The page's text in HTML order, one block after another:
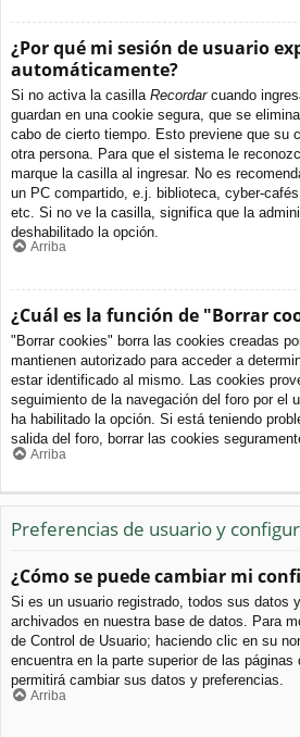
¿Por qué mi sesión de usuario
automáticamente?
Si no activa la casilla Recordarcuando
guardan en una cookie segura, que se
cabo de cierto tiempo. Esto previene que su
otra persona. Para que el sistema le
marque la casilla al ingresar. No es
un PC compartido, e.j. biblioteca, cyber-
etc. Si no ve la casilla, significa que la
deshabilitado la opción.
Arriba
¿Cuál es la función de "Borrar
"Borrar cookies" borra las cookies creadas
mantienen autorizado para acceder a
estar identificado al mismo. Las cookies
seguimiento de la navegación del foro por el
ha habilitado la opción. Si está teniendo
salida del foro, borrar las cookies
Arriba
Preferencias de usuario y
¿Cómo se puede cambiar mi
Si es un usuario registrado, todos sus datos
archivados en nuestra base de datos. Para
de Control de Usuario; haciendo clic en su
encuentra en la parte superior de las
permitirá cambiar sus datos y preferencias.
Arriba